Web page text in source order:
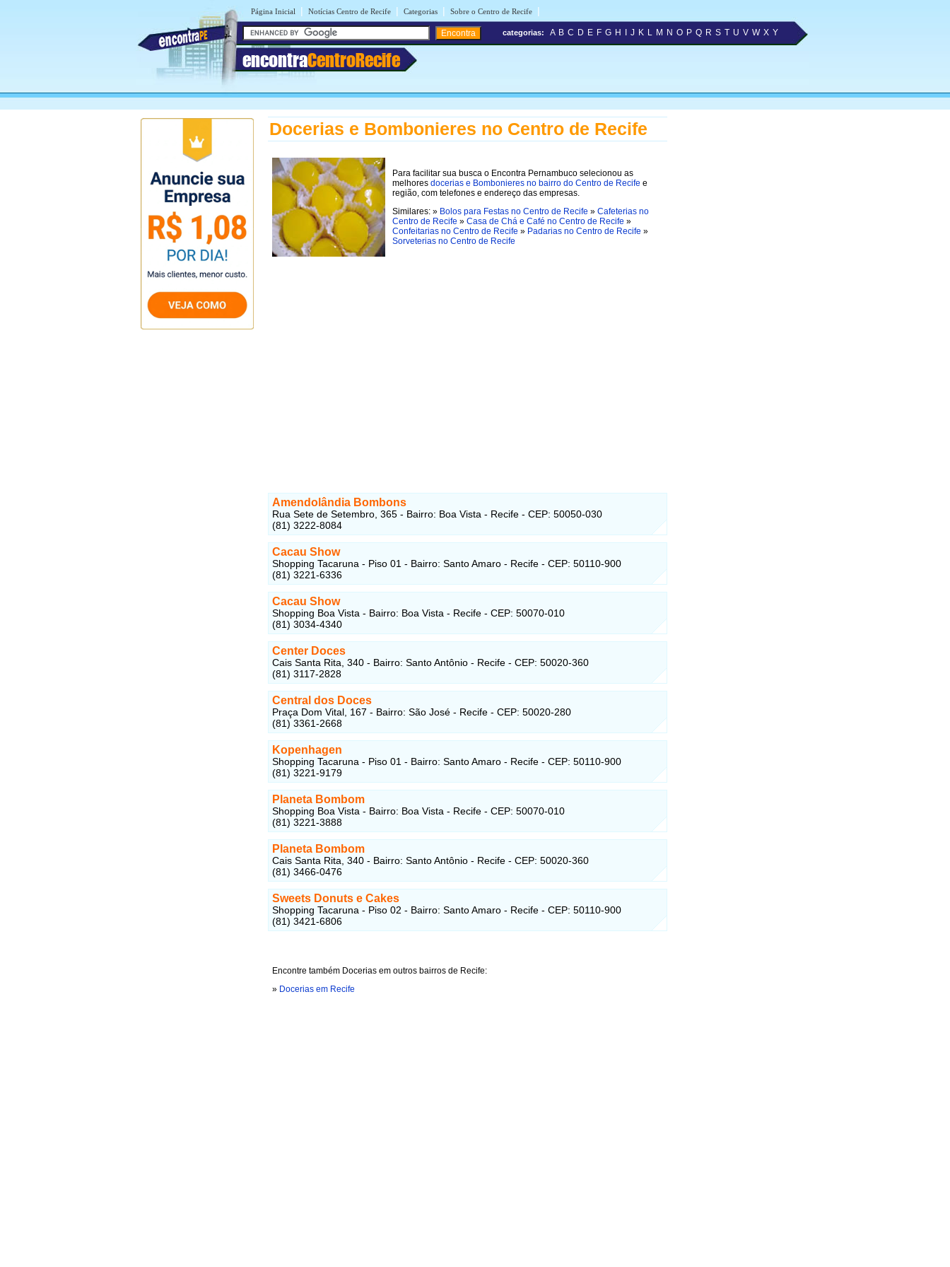
Página Inicial | Notícias Centro de Recife | Categorias | Sobre o Centro de Recife |
encontraCentroRecife
categorias: A B C D E F G H J K L M N O P Q R S T U V W X Y
Docerias e Bombonieres no Centro de Recife
Para facilitar sua busca o Encontra Pernambuco selecionou as
melhores docerias e Bombonieres no bairro do Centro de Recife e
região, com telefones e endereço das empresas.
Similares: » Bolos para Festas no Centro de Recife » Cafeterias no
Centro de Recife » Casa de Chá e Café no Centro de Recife »
Confeitarias no Centro de Recife » Padarias no Centro de Recife »
Sorveterias no Centro de Recife
Amendolândia Bombons
Rua Sete de Setembro, 365 - Bairro: Boa Vista - Recife - CEP: 50050-030
(81) 3222-8084
Cacau Show
Shopping Tacaruna - Piso 01 - Bairro: Santo Amaro - Recife - CEP: 50110-900
(81) 3221-6336
Cacau Show
Shopping Boa Vista - Bairro: Boa Vista - Recife - CEP: 50070-010
(81) 3034-4340
Center Doces
Cais Santa Rita, 340 - Bairro: Santo Antônio - Recife - CEP: 50020-360
(81) 3117-2828
Central dos Doces
Praça Dom Vital, 167 - Bairro: São José - Recife - CEP: 50020-280
(81) 3361-2668
Kopenhagen
Shopping Tacaruna - Piso 01 - Bairro: Santo Amaro - Recife - CEP: 50110-900
(81) 3221-9179
Planeta Bombom
Shopping Boa Vista - Bairro: Boa Vista - Recife - CEP: 50070-010
(81) 3221-3888
Planeta Bombom
Cais Santa Rita, 340 - Bairro: Santo Antônio - Recife - CEP: 50020-360
(81) 3466-0476
Sweets Donuts e Cakes
Shopping Tacaruna - Piso 02 - Bairro: Santo Amaro - Recife - CEP: 50110-900
(81) 3421-6806
Encontre também Docerias em outros bairros de Recife:
» Docerias em Recife